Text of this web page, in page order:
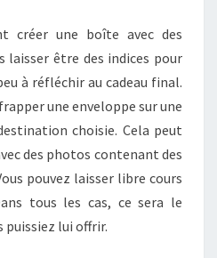
créer une boîte avec des
laisser être des indices pour
à réfléchir au cadeau final.
une enveloppe sur une
choisie. Cela peut
des photos contenant des
pouvez laisser libre cours
tous les cas, ce sera le
puissiez lui offrir.